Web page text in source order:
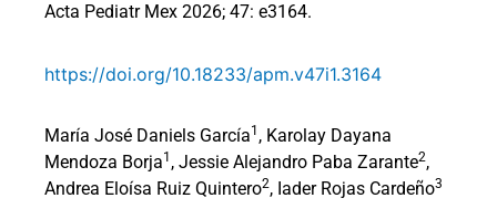
Acta Pediatr Mex 2026; 47: e3164.
https://doi.org/10.18233/apm.v47i1.3164
María José Daniels García1 , Karolay Dayana
Mendoza Borja1 , Jessie Alejandro Paba Zarante2,
Andrea Eloísa Ruiz Quintero2, Iader Rojas Cardeño3